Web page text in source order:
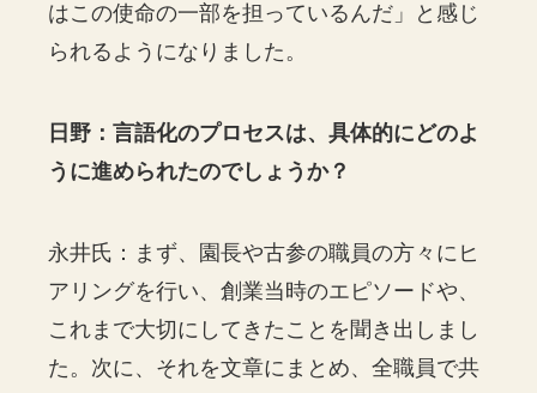
はこの使命の一部を担っているんだ」と感じ
られるようになりました。
日野：言語化のプロセスは、具体的にどのよ
うに進められたのでしょうか？
永井氏：まず、園長や古参の職員の方々にヒ
アリングを行い、創業当時のエピソードや、
これまで大切にしてきたことを聞き出しまし
た。次に、それを文章にまとめ、全職員で共